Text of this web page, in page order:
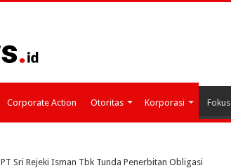
Corporate Action Otoritas Korporasi Fokus
PT Sri Rejeki Isman Tbk Tunda Penerbitan Obligasi